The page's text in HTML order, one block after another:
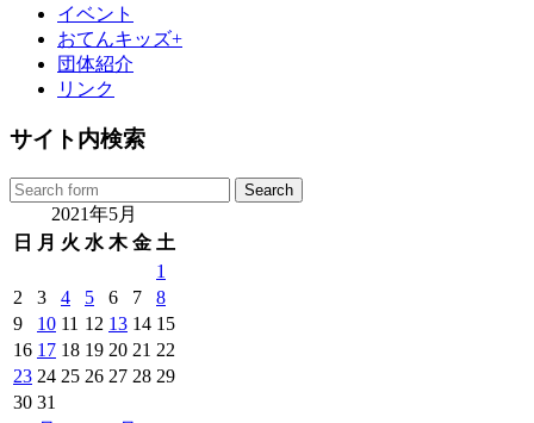
イベント
おてんキッズ+
団体紹介
リンク
サイト内検索
2021年5月
日
月 火 水 木 金 土
1
2
3 4 5 6 7
8
9
10 11 12 13 14 15
16 17 18 19 20 21 22
23 24 25 26 27 28 29
30 31